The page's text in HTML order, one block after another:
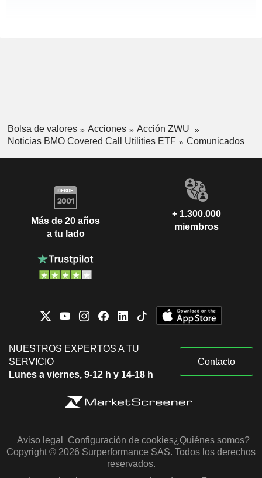
Bolsa de valores Acciones
Acción ZWU
Noticias BMO Covered Call Utilities ETF
Comunicados
Más de 20 años
a tu lado
+ 1.300.000
miembros
NUESTROS EXPERTOS A TU
SERVICIO
Lunes a viernes, 9-12 h y 14-18 h
Contacto
Aviso legal Configuración de cookies¿Quiénes somos?
Copyright © 2026 Surperformance SAS. Todos los derechos
reservados.